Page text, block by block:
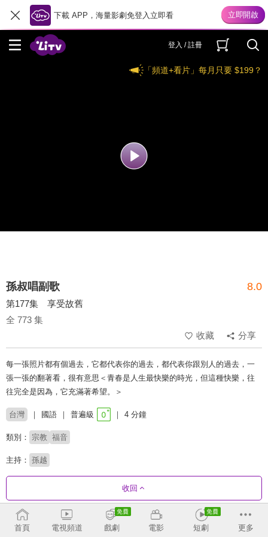
下載 APP，海量影劇免登入立即看
登入 / 註冊
「頻道+看片」每月只要 $199？
孫叔唱副歌 8.0
第177集 享受故舊
全 773 集
收藏
分享
每一張照片都有個過去，它都代表你的過去，都代表你跟別人的過去，一
張一張的翻著看，很有意思＜青春是人生最快樂的時光，但這種快樂，往
往完全是因為，它充滿著希望。＞
台灣 國語 普遍級 4 分鐘
類別： 宗教 福音
主持： 孫越
收回
劇集列表 收合
首頁 電視頻道 戲劇 電影 短劇 更多